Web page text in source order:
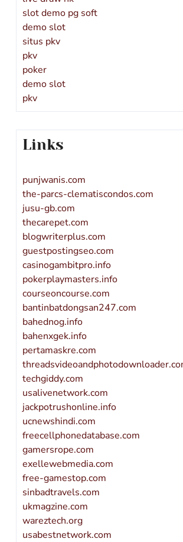
slot demo pg soft
demo slot
situs pkv
pkv
poker
demo slot
pkv
Links
punjwanis.com
the-parcs-clematiscondos.com
jusu-gb.com
thecarepet.com
blogwriterplus.com
guestpostingseo.com
casinogambitpro.info
pokerplaymasters.info
courseoncourse.com
bantinbatdongsan247.com
bahednog.info
bahenxgek.info
pertamaskre.com
techgiddy.com
usalivenetwork.com
jackpotrushonline.info
ucnewshindi.com
freecellphonedatabase.com
gamersrope.com
exellewebmedia.com
free-gamestop.com
sinbadtravels.com
ukmagzine.com
wareztech.org
usabestnetwork.com